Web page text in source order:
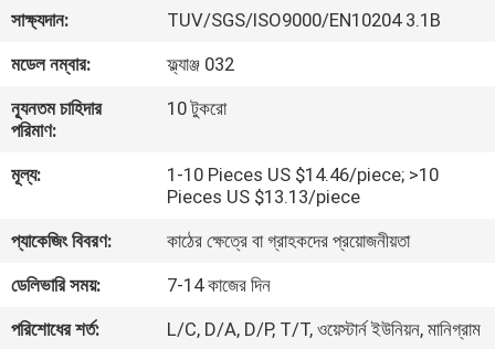
VR
প্রদর্শন
আমাদের
সম্পর্কে
কারখানা
ভ্রমণ
সাক্ষ্যদান:
TUV/SGS/ISO9000/EN10204 3.1B
মডেল নম্বার:
ফ্ল্যাঞ্জ 032
ন্যূনতম চাহিদার
পরিমাণ:
10 টুকরো
মূল্য:
1-10 Pieces US $14.46/piece; >10
Pieces US $13.13/piece
প্যাকেজিং বিবরণ:
কাঠের ক্ষেত্রে বা গ্রাহকদের প্রয়োজনীয়তা
ডেলিভারি সময়:
7-14 কাজের দিন
পরিশোধের শর্ত:
L/C, D/A, D/P, T/T, ওয়েস্টার্ন ইউনিয়ন, মানিগ্রাম